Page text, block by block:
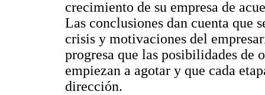
crecimiento de su empresa de
Las conclusiones dan cuenta que
crisis y motivaciones del
progresa que las posibilidades de
empiezan a agotar y que cada
dirección.